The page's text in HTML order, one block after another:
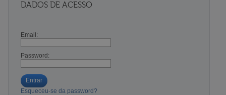
DADOS DE ACESSO
Email:
Password:
Entrar
Esqueceu-se da password?